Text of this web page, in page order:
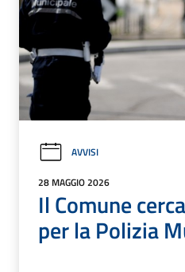
AVVISI
28 MAGGIO 2026
Il Comune
per la Polizia